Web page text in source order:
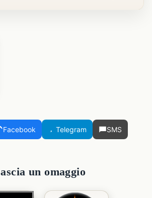
Facebook Telegram SMS
Lascia un omaggio